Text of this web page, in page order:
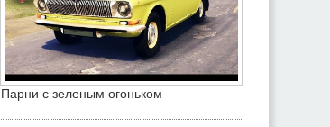
Парни с зеленым огоньком